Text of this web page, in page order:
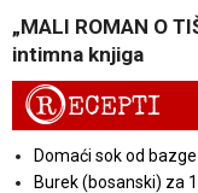
„MALI ROMAN O
intimna knjiga
RECEPTI
Domaći sok od bazge
Burek (bosanski) za